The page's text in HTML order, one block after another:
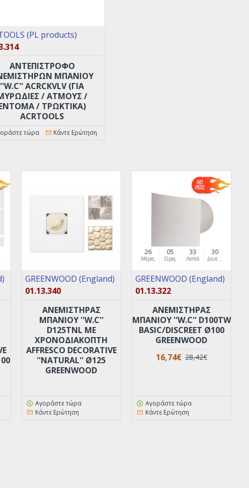
(PL products)
ΑΝΤΕΠΙΣΤΡΟΦΟ
ΜΠΑΝΙΟΥ
''W.C'' ACRCKVLV (ΓΙΑ
/ ΑΤΜΟΎΣ /
/ ΤΡΩΚΤΙΚΆ)
ACRTOOLS
τώρα Κάντε Ερώτηση
GREENWOOD (England)
01.13.340
ANEMIΣΤΗΡΑΣ
ΜΠΑΝΙΟΥ ''W.C''
D125TNL ΜΕ
XPOΝΟΔΙΑΚΟΠΤΗ
AFFRESCO DECORATIVE
''NATURAL'' Ø125
GREENWOOD
Αγοράστε τώρα
Κάντε Ερώτηση
26
Μέρες
05
Ώρες
33
Λεπτά
29
Δευτερόλεπτα
GREENWOOD (England)
01.13.322
ANEMΙΣΤΗΡΑΣ
ΜΠΑΝΙΟΥ ''W.C'' D100TW
BASIC/DISCREET Ø100
GREENWOOD
16,74€ 28,42€
Αγοράστε τώρα
Κάντε Ερώτηση